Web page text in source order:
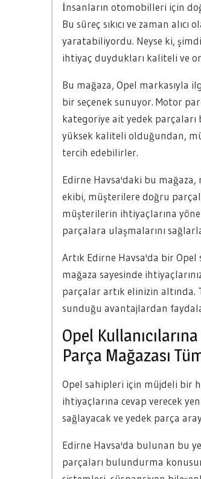
İnsanların otomobilleri için
Bu süreç sıkıcı ve zaman
yaratabiliyordu. Neyse ki,
ihtiyaç duydukları kaliteli ve
Bu mağaza, Opel markasıyla
bir seçenek sunuyor. Motor
kategoriye ait yedek
yüksek kaliteli olduğundan,
tercih edebilirler.
Edirne Havsa'daki bu
ekibi, müşterilere doğru
müşterilerin ihtiyaçlarına
parçalara ulaşmalarını
Artık Edirne Havsa'da bir Opel
mağaza sayesinde
parçalar artık elinizin altında.
sunduğu avantajlardan
Opel
Parça Mağazası
Opel sahipleri için müjdeli bir
ihtiyaçlarına cevap verecek
sağlayacak ve yedek parça
Edirne Havsa'da bulunan bu
parçaları bulundurma